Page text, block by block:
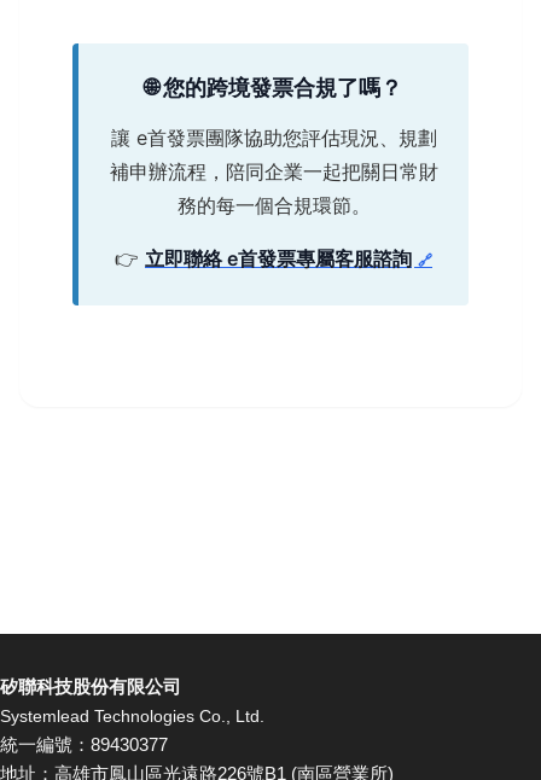
🌐 您的跨境發票合規了嗎？
讓 e首發票團隊協助您評估現況、規劃
補申辦流程，陪同企業一起把關日常財
務的每一個合規環節。
👉 立即聯絡 e首發票專屬客服諮詢
矽聯科技股份有限公司
Systemlead Technologies Co., Ltd.
統一編號：89430377
地址：高雄市鳳山區光遠路226號B1 (南區營業所)